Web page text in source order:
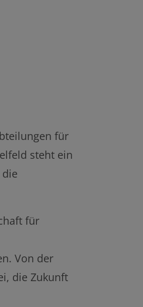
für
steht ein
für
Von der
die Zukunft